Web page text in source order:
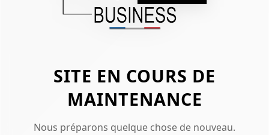
SITE EN COURS DE
MAINTENANCE
Nous préparons quelque chose de nouveau.